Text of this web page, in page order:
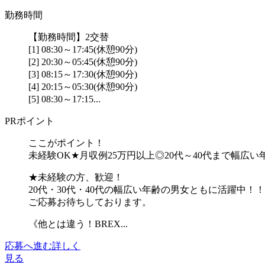
勤務時間
【勤務時間】2交替
[1] 08:30～17:45(休憩90分)
[2] 20:30～05:45(休憩90分)
[3] 08:15～17:30(休憩90分)
[4] 20:15～05:30(休憩90分)
[5] 08:30～17:15...
PRポイント
ここがポイント！
未経験OK★月収例25万円以上◎20代～40代まで幅広い
★未経験の方、歓迎！
20代・30代・40代の幅広い年齢の男女ともに活躍中！！
ご応募お待ちしております。
《他とは違う！BREX...
応募へ進む詳しく
見る